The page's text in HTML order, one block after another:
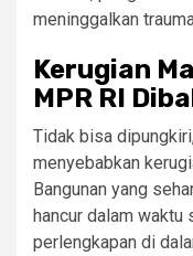
meninggalkan
Kerugian
MPR RI
Tidak bisa
menyebabkan
Bangunan yang
hancur dalam waktu
perlengkapan di